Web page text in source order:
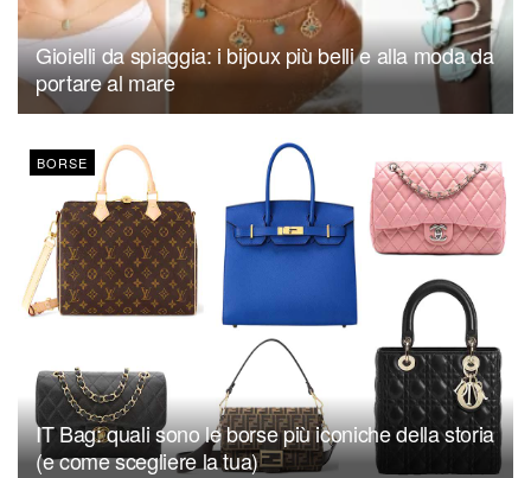
Gioielli da spiaggia: i bijoux più belli e alla moda da
portare al mare
BORSE
IT Bag: quali sono le borse più iconiche della storia
(e come scegliere la tua)